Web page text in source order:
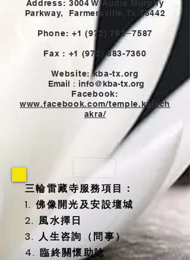
Address: 3004 W Audie Murphy
Parkway, Farmersville,Tx 75442
Phone: +1 (972) 782─7587
Fax : +1 (972) 883-7360
Website: kba-tx.org
Email： info@kba-tx.org
Facebook:
www.facebook.com/temple.kalach
akra/
三輪雷藏寺服務項目：
1. 佛像開光及安設壇城
2. 風水擇日
3. 人生咨詢（問事）
4. 臨終關懷助唸